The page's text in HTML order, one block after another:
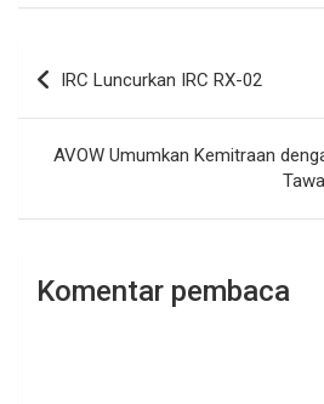
Navigasi
pos
IRC Luncurkan IRC RX-02
AVOW Umumkan Kemitraan
Komentar pembaca